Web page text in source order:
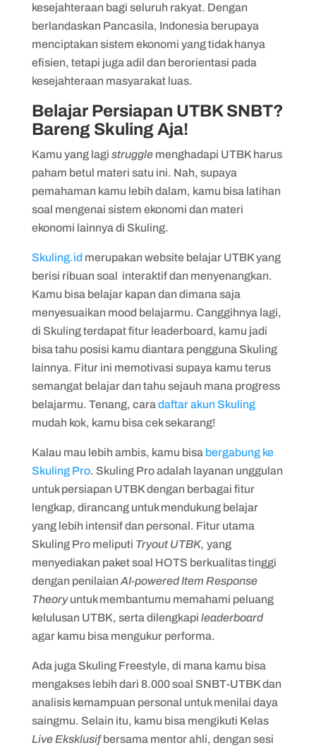
kesejahteraan bagi seluruh rakyat. Dengan
berlandaskan Pancasila, Indonesia berupaya
menciptakan sistem ekonomi yang tidak hanya
efisien, tetapi juga adil dan berorientasi pada
kesejahteraan masyarakat luas.
Belajar Persiapan UTBK SNBT?
Bareng Skuling Aja!
Kamu yang lagi strugglemenghadapi UTBK harus
paham betul materi satu ini. Nah, supaya
pemahaman kamu lebih dalam, kamu bisa latihan
soal mengenai sistem ekonomi dan materi
ekonomi lainnya di Skuling.
Skuling.id merupakan website belajar UTBK yang
berisi ribuan soal interaktif dan menyenangkan.
Kamu bisa belajar kapan dan dimana saja
menyesuaikan mood belajarmu. Canggihnya lagi,
di Skuling terdapat fitur leaderboard, kamu jadi
bisa tahu posisi kamu diantara pengguna Skuling
lainnya. Fitur ini memotivasi supaya kamu terus
semangat belajar dan tahu sejauh mana progress
belajarmu. Tenang, cara daftar akun Skuling
mudah kok, kamu bisa cek sekarang!
Kalau mau lebih ambis, kamu bisa bergabung ke
Skuling Pro. Skuling Pro adalah layanan unggulan
untuk persiapan UTBK dengan berbagai fitur
lengkap, dirancang untuk mendukung belajar
yang lebih intensif dan personal. Fitur utama
Skuling Pro meliputi Tryout UTBK, yang
menyediakan paket soal HOTS berkualitas tinggi
dengan penilaianAI-powered Item Response
Theoryuntuk membantumu memahami peluang
kelulusan UTBK, serta dilengkapi leaderboard
agar kamu bisa mengukur performa.
Ada juga Skuling Freestyle, di mana kamu bisa
mengakses lebih dari 8.000 soal SNBT-UTBK dan
analisis kemampuan personal untuk menilai daya
saingmu. Selain itu, kamu bisa mengikuti Kelas
Live Eksklusifbersama mentor ahli, dengan sesi